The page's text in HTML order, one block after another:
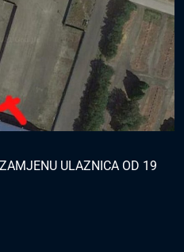
ULAZNICA OD 19